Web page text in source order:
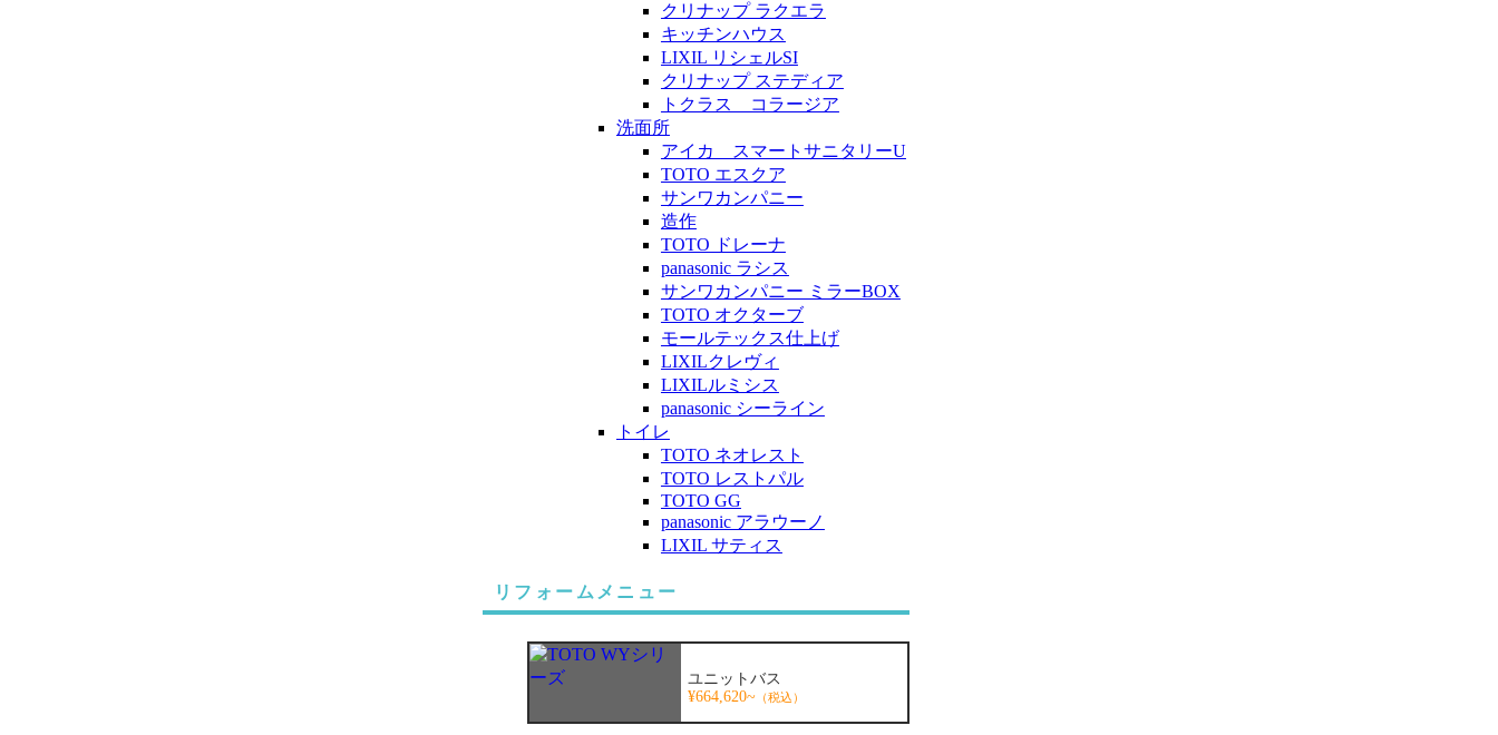
クリナップ ラクエラ
キッチンハウス
LIXIL リシェルSI
クリナップ ステディア
トクラス コラージア
洗面所
アイカ スマートサニタリーU
TOTO エスクア
サンワカンパニー
造作
TOTO ドレーナ
panasonic ラシス
サンワカンパニー ミラーBOX
TOTO オクターブ
モールテックス仕上げ
LIXILクレヴィ
LIXILルミシス
panasonic シーライン
トイレ
TOTO ネオレスト
TOTO レストパル
TOTO GG
panasonic アラウーノ
LIXIL サティス
リフォームメニュー
ユニットバス
¥664,620~ （税込）